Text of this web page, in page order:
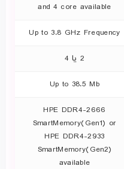
and 4 core available
Up to 3.8 GHz Frequency
2 یا 4
Up to 38.5 Mb
HPE DDR4-2666
SmartMemory(Gen1) or
HPE DDR4-2933
SmartMemory(Gen2)
available